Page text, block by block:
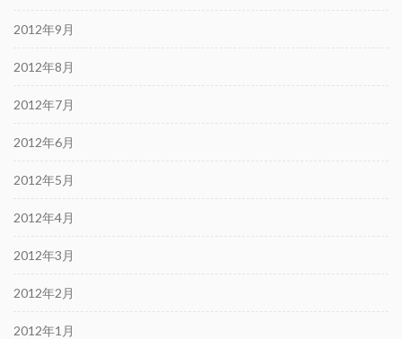
2012年9月
2012年8月
2012年7月
2012年6月
2012年5月
2012年4月
2012年3月
2012年2月
2012年1月